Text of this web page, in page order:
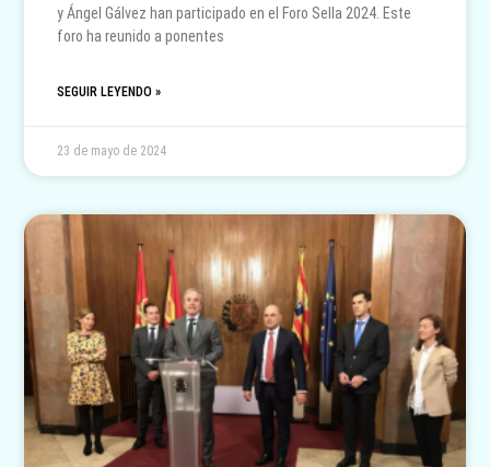
y Ángel Gálvez han participado en el Foro Sella 2024. Este
foro ha reunido a ponentes
SEGUIR LEYENDO »
23 de mayo de 2024